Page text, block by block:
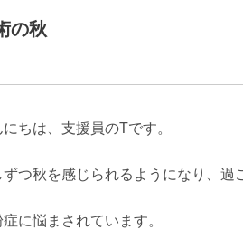
の秋
にちは、支援員のTです。
ずつ秋を感じられるようになり、過
に悩まされています。